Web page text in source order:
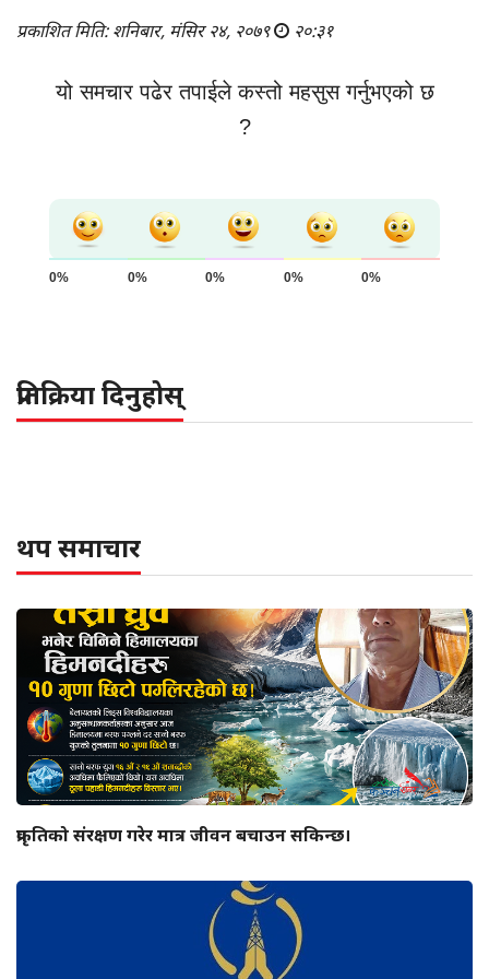
प्रकाशित मिति: शनिबार, मंसिर २४, २०७९ २०:३१
यो समचार पढेर तपाईले कस्तो महसुस गर्नुभएको छ
?
0% 0% 0% 0% 0%
प्रतिक्रिया दिनुहोस्
थप समाचार
प्रकृतिको संरक्षण गरेर मात्र जीवन बचाउन सकिन्छ।